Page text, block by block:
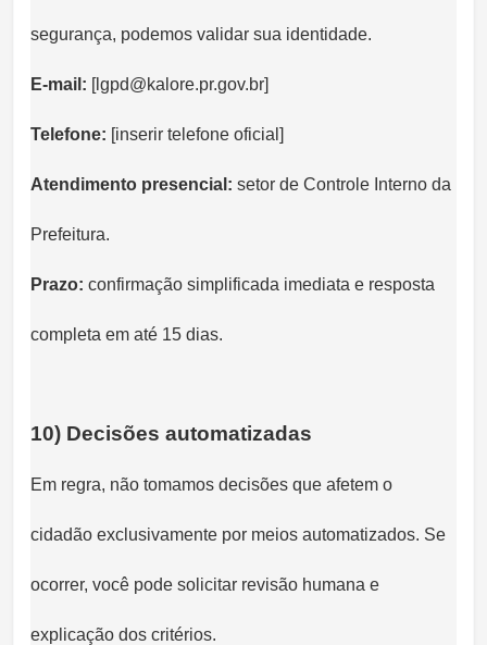
segurança, podemos validar sua identidade.
E-mail: [lgpd@kalore.pr.gov.br]
Telefone: [inserir telefone oficial]
Atendimento presencial: setor de Controle Interno da
Prefeitura.
Prazo: confirmação simplificada imediata e resposta
completa em até 15 dias.
10) Decisões automatizadas
Em regra, não tomamos decisões que afetem o
cidadão exclusivamente por meios automatizados. Se
ocorrer, você pode solicitar revisão humana e
explicação dos critérios.